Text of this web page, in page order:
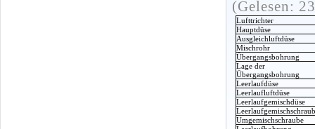
(Gelesen:
Lufttrichter
Hauptdüse
Ausgleichluftdüse
Mischrohr
Übergangsbohrung
Lage der
Übergangsbohrung
Leerlaufdüse
Leerlaufluftdüse
Leerlaufgemischdüse
Umgemischschraube